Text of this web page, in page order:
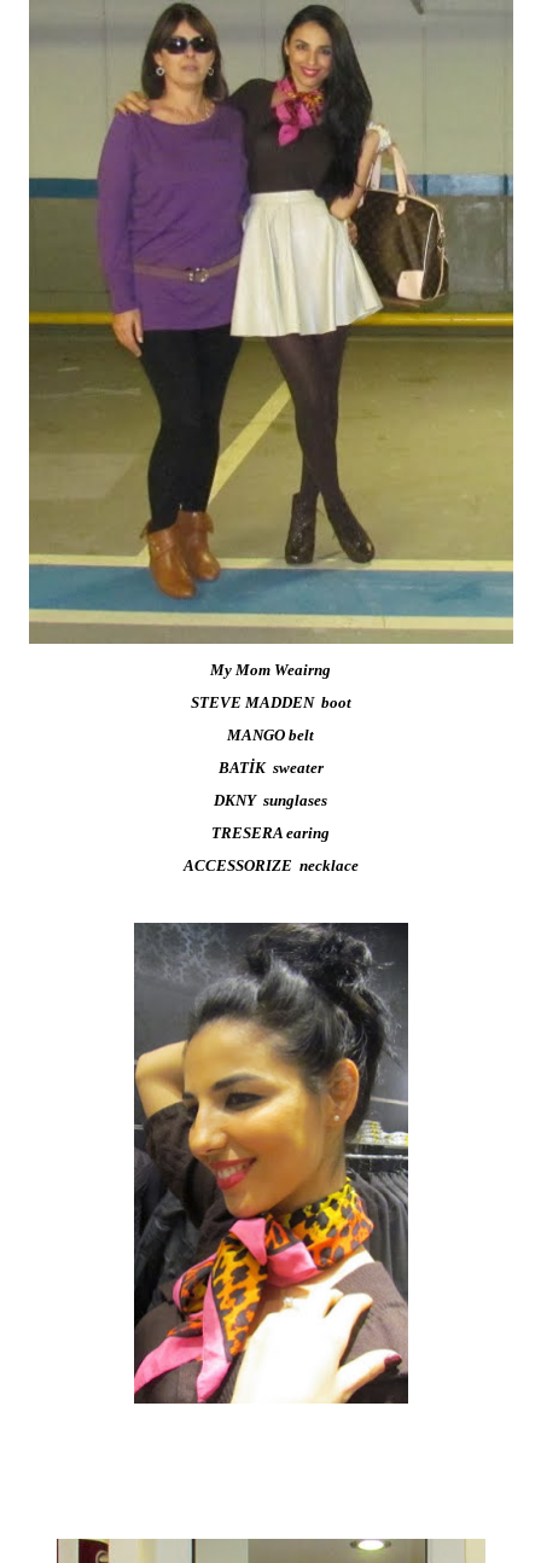
My Mom Weairng
STEVE MADDEN boot
MANGO belt
BATİK sweater
DKNY sunglases
TRESERA earing
ACCESSORIZE necklace